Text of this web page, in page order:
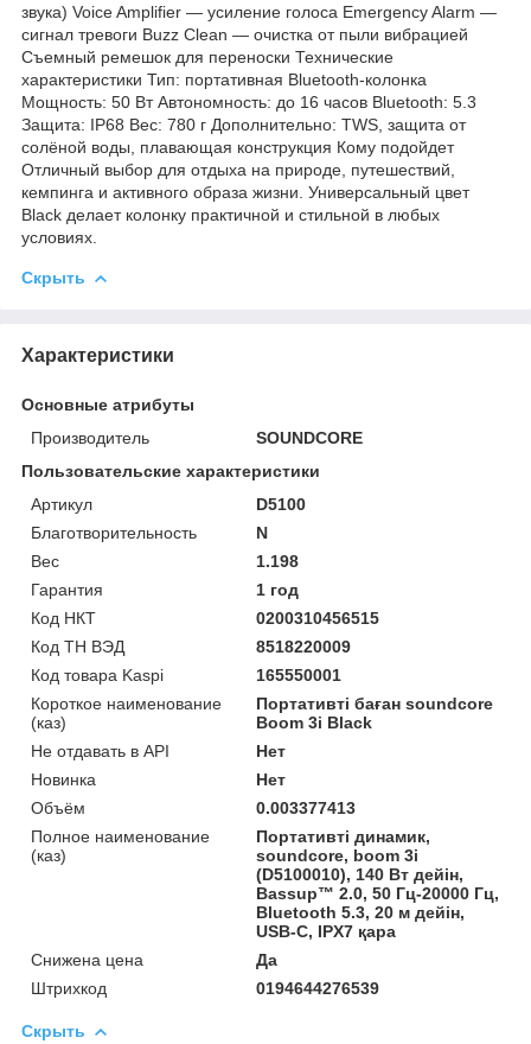
звука) Voice Amplifier — усиление голоса Emergency Alarm —
сигнал тревоги Buzz Clean — очистка от пыли вибрацией
Съемный ремешок для переноски Технические
характеристики Тип: портативная Bluetooth-колонка
Мощность: 50 Вт Автономность: до 16 часов Bluetooth: 5.3
Защита: IP68 Вес: 780 г Дополнительно: TWS, защита от
солёной воды, плавающая конструкция Кому подойдет
Отличный выбор для отдыха на природе, путешествий,
кемпинга и активного образа жизни. Универсальный цвет
Black делает колонку практичной и стильной в любых
условиях.
Скрыть
Характеристики
Основные атрибуты
Производитель
SOUNDCORE
Пользовательские характеристики
Артикул
D5100
Благотворительность
N
Вес
1.198
Гарантия
1 год
Код НКТ
0200310456515
Код ТН ВЭД
8518220009
Код товара Kaspi
165550001
Короткое наименование
(каз)
Портативті баған soundcore
Boom 3i Black
Не отдавать в API
Нет
Новинка
Нет
Объём
0.003377413
Полное наименование
(каз)
Портативті динамик,
soundcore, boom 3i
(D5100010), 140 Вт дейін,
Bassup™ 2.0, 50 Гц-20000 Гц,
Bluetooth 5.3, 20 м дейін,
USB-C, IPX7 қара
Снижена цена
Да
Штрихкод
0194644276539
Скрыть